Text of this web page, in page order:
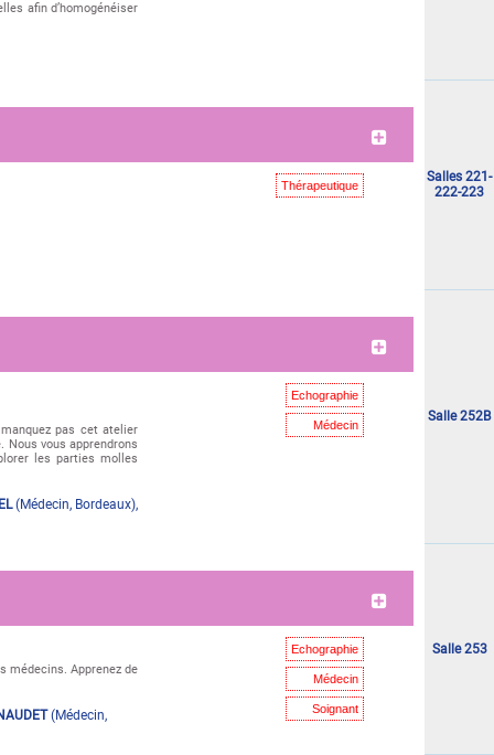
afin d’homogénéiser
Thérapeutique
Salles 221-
222-223
Echographie
Médecin
pas cet atelier
vous apprendrons
les parties molles
(Médecin, Bordeaux),
Salle 252B
Echographie
Médecin
Soignant
médecins. Apprenez de
(Médecin,
Salle 253